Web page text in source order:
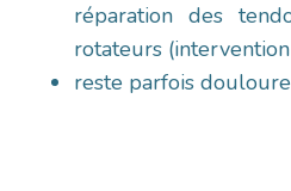
réparation des
rotateurs
reste parfois